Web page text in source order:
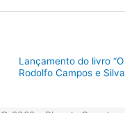
Lançamento do livro
Rodolfo Campos e Silva